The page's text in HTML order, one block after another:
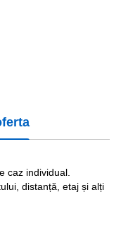
caz individual.
distanță, etaj și alți